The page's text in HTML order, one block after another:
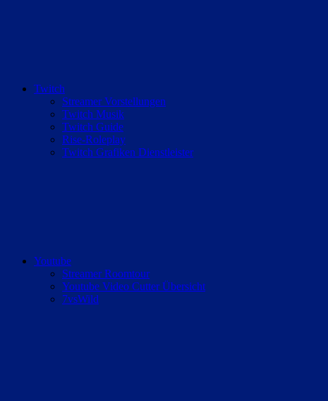
Twitch
Streamer Vorstellungen
Twitch Musik
Twitch Guide
Rise-Roleplay
Twitch Grafiken Dienstleister
Youtube
Streamer Roomtour
Youtube Video Cutter Übersicht
7vsWild